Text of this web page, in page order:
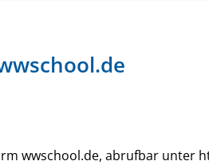
wwschool.de, abrufbar unter